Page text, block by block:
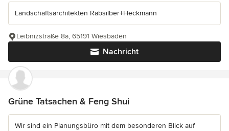
Landschaftsarchitekten Rabsilber+Heckmann
Nachricht
Leibnizstraße 8a, 65191 Wiesbaden
Grüne Tatsachen & Feng Shui
Wir sind ein Planungsbüro mit dem besonderen Blick auf